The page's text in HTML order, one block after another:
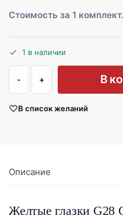
Стоимость за 1 комплект.
1 в наличии
В
В список желаний
Описание
Желтые глазки G28